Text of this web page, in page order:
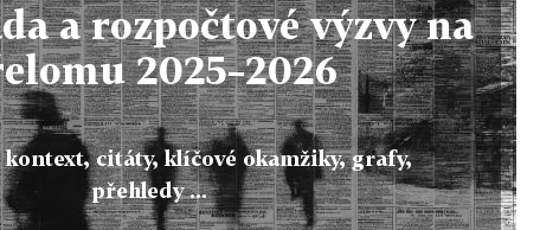
a rozpočtové výzvy na
2025–2026
kontext, citáty, klíčové okamžiky, grafy,
přehledy ...